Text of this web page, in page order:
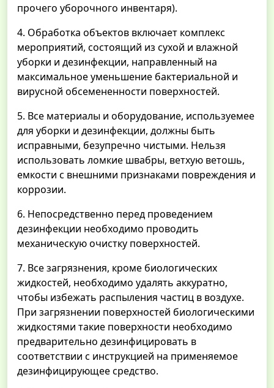
прочего уборочного инвентаря).
4. Обработка объектов включает комплекс
мероприятий, состоящий из сухой и влажной
уборки и дезинфекции, направленный на
максимальное уменьшение бактериальной и
вирусной обсемененности поверхностей.
5. Все материалы и оборудование, используемее
для уборки и дезинфекции, должны быть
исправными, безупречно чистыми. Нельзя
использовать ломкие швабры, ветхую ветошь,
емкости с внешними признаками повреждения и
коррозии.
6. Непосредственно перед проведением
дезинфекции необходимо проводить
механическую очистку поверхностей.
7. Все загрязнения, кроме биологических
жидкостей, необходимо удалять аккуратно,
чтобы избежать распыления частиц в воздухе.
При загрязнении поверхностей биологическими
жидкостями такие поверхности необходимо
предварительно дезинфицировать в
соответствии с инструкцией на применяемое
дезинфицирующее средство.